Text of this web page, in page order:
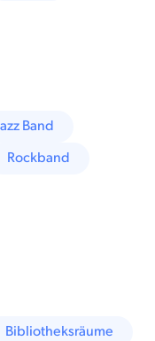
Band
Rockband
Bibliotheksräume